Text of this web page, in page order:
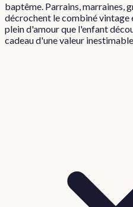
baptême. Parrains, marraines,
décrochent le combiné vintage
plein d'amour que l'enfant
cadeau d'une valeur inestimable.